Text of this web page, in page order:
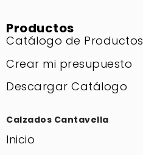
Productos
Catálogo de Productos
Crear mi presupuesto
Descargar Catálogo
Calzados Cantavella
Inicio